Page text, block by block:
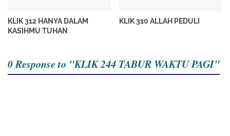
KLIK 312 HANYA DALAM
KASIHMU TUHAN
KLIK 310 ALLAH PEDULI
0 Response to "KLIK 244 TABUR WAKTU PAGI"